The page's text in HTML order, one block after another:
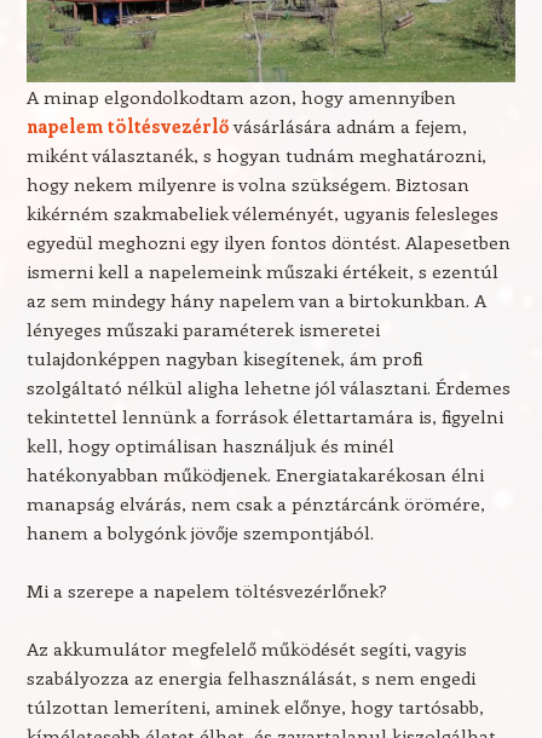
A minap elgondolkodtam azon, hogy amennyiben
napelem töltésvezérlő vásárlására adnám a fejem,
miként választanék, s hogyan tudnám meghatározni,
hogy nekem milyenre is volna szükségem. Biztosan
kikérném szakmabeliek véleményét, ugyanis felesleges
egyedül meghozni egy ilyen fontos döntést. Alapesetben
ismerni kell a napelemeink műszaki értékeit, s ezentúl
az sem mindegy hány napelem van a birtokunkban. A
lényeges műszaki paraméterek ismeretei
tulajdonképpen nagyban kisegítenek, ám profi
szolgáltató nélkül aligha lehetne jól választani. Érdemes
tekintettel lennünk a források élettartamára is, figyelni
kell, hogy optimálisan használjuk és minél
hatékonyabban működjenek. Energiatakarékosan élni
manapság elvárás, nem csak a pénztárcánk örömére,
hanem a bolygónk jövője szempontjából.
Mi a szerepe a napelem töltésvezérlőnek?
Az akkumulátor megfelelő működését segíti, vagyis
szabályozza az energia felhasználását, s nem engedi
túlzottan lemeríteni, aminek előnye, hogy tartósabb,